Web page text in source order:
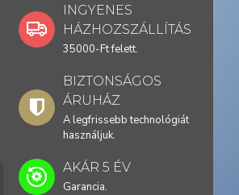
INGYENES
HÁZHOZSZÁLLÍTÁS
35000-Ft felett.
BIZTONSÁGOS
ÁRUHÁZ
A legfrissebb technológiát
használjuk.
AKÁR 5 ÉV
Garancia.